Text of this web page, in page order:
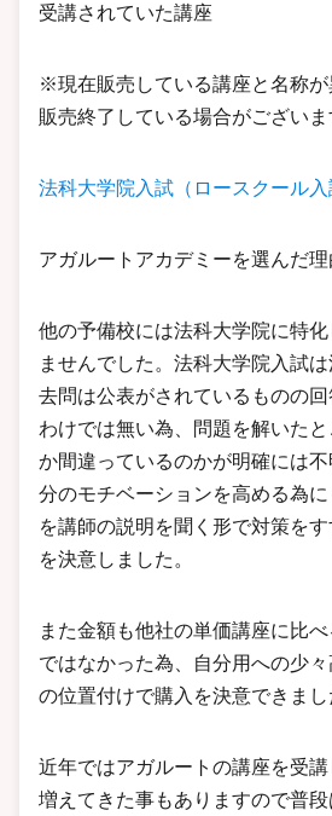
受講されていた講座
※現在販売している講座と名称
販売終了している場合がございま
法科大学院入試（ロースクール
アガルートアカデミーを選んだ理
他の予備校には法科大学院に特
ませんでした。法科大学院入試
去問は公表がされているものの
わけでは無い為、問題を解いた
か間違っているのかが明確には
分のモチベーションを高める為
を講師の説明を聞く形で対策を
を決意しました。
また金額も他社の単価講座に比
ではなかった為、自分用への少
の位置付けで購入を決意できまし
近年ではアガルートの講座を受
増えてきた事もありますので普